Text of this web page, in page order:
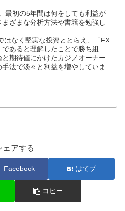
最初の5年間は何をしても利益が
まざまな分析方法や書籍を勉強し
はなく堅実な投資ととらえ、「FX
であると理解したことで勝ち組
と期待値にかけたカジノオーナー
手法で淡々と利益を増やしていま
ェアする
Facebook はてブ
コピー